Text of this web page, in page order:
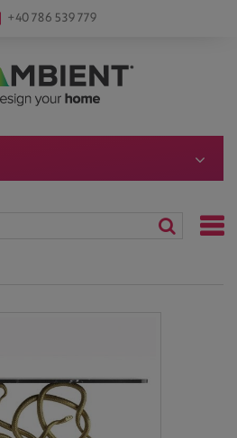
+40 786 539 779